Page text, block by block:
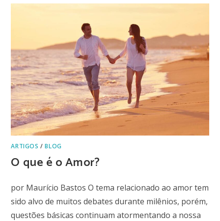
ARTIGOS /BLOG
O que é o Amor?
por Maurício Bastos O tema relacionado ao amor tem
sido alvo de muitos debates durante milênios, porém,
questões básicas continuam atormentando a nossa